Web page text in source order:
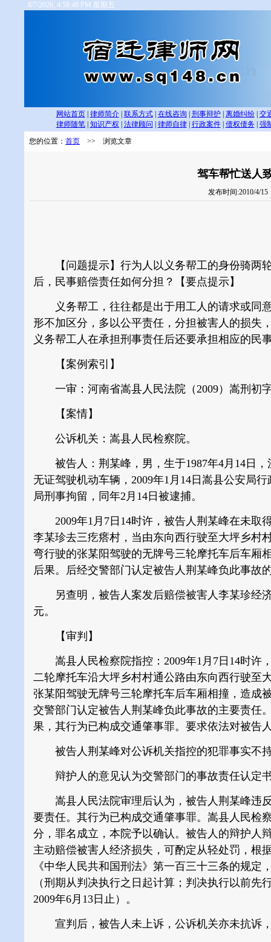
8/7/2026, 4:58:48 PM 星期五
网站首页 律师简介 联系方式| 在线咨询 刑事辩护 离婚纠纷
交
律师随笔
知识产权 法律顾问 律师自律 行政案件 债权债务
强
您的位置： 首页 >> 浏览文章
驾车帮忙送人
发布时间:2010/4/15
【问题提示】行为人以义务帮工的身份骑两
后，民事赔偿责任如何分担？【要点提示】
义务帮工，往往都是出于用工人的请求或同
形不加区分，多以公平责任，分担被害人的损失
义务帮工人在承担刑事责任后还要承担相应的民
【案例索引】
一审：河南省嵩县人民法院（2009）嵩刑初
【案情】
公诉机关：嵩县人民检察院。
被告人：荆某峰，男，生于1987年4月14日，
无证驾驶机动车辆，2009年1月14日嵩县公安局
局刑事拘留，同年2月14日被逮捕。
2009年1月7日14时许，被告人荆某峰在未取
李某珍去三疙瘩村，当由东向西行驶至大坪乡村
弯行驶的张某阳驾驶的无牌号三轮摩托车后车厢
后果。后经交警部门认定被告人荆某峰负此事故
另查明，被告人案发后赔偿被害人李某珍经济
元。
【审判】
嵩县人民检察院指控：2009年1月7日14时许
二轮摩托车沿大坪乡村村通公路由东向西行驶至
张某阳驾驶无牌号三轮摩托车后车厢相撞，造成
交警部门认定被告人荆某峰负此事故的主要责任
果，其行为已构成交通肇事罪。要求依法对被告
被告人荆某峰对公诉机关指控的犯罪事实不
辩护人的意见认为交警部门的事故责任认定
嵩县人民法院审理后认为，被告人荆某峰违
要责任。其行为已构成交通肇事罪。嵩县人民检
分，罪名成立，本院予以确认。被告人的辩护人
主动赔偿被害人经济损失，可酌定从轻处罚，根
《中华人民共和国刑法》第一百三十三条的规
（刑期从判决执行之日起计算；判决执行以前先
2009年6月13日止）。
宣判后，被告人未上诉，公诉机关亦未抗诉